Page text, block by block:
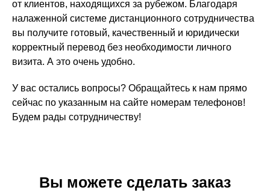
от клиентов, находящихся за рубежом. Благодаря
налаженной системе дистанционного сотрудничества
вы получите готовый, качественный и юридически
корректный перевод без необходимости личного
визита. А это очень удобно.
У вас остались вопросы? Обращайтесь к нам прямо
сейчас по указанным на сайте номерам телефонов!
Будем рады сотрудничеству!
Вы можете сделать заказ